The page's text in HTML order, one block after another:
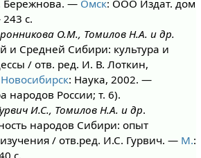
Бережнова. — Омск: ООО Издат. дом
с.
О.М., Томилов Н.А. и др.
и Средней Сибири: культура и
/ отв. ред. И. В. Лоткин,
Новосибирск: Наука, 2002. —
народов России; т. 6).
И.С., Томилов Н.А. и др.
народов Сибири: опыт
/ отв.ред. И.С. Гурвич. — М.:
с.